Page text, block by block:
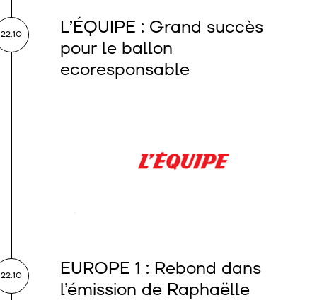
22.10
L’ÉQUIPE : Grand succès
pour le ballon
ecoresponsable
22.10
EUROPE 1 : Rebond dans
l’émission de Raphaëlle